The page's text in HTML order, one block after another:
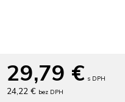
29,79 € s DPH
24,22 € bez DPH